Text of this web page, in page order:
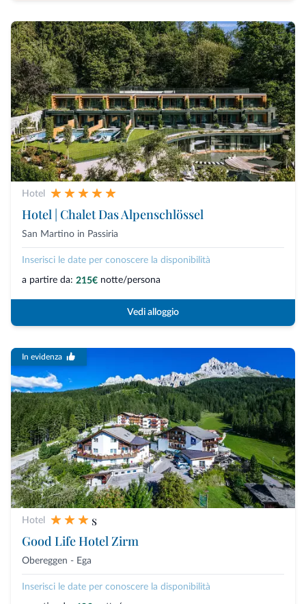
Hotel
Hotel | Chalet Das Alpenschlössel
San Martino in Passiria
Inserisci le date per conoscere la disponibilità
a partire da: 215€ notte/persona
Vedi alloggio
In evidenza
Hotel
s
Good Life Hotel Zirm
Obereggen - Ega
Inserisci le date per conoscere la disponibilità